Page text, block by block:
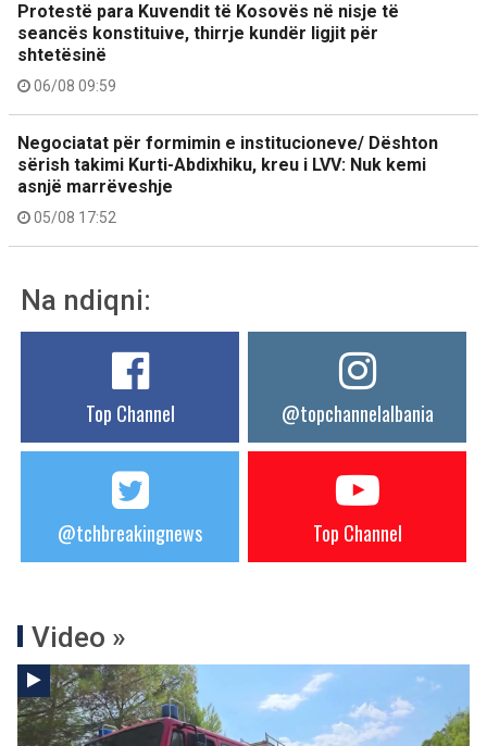
Protestë para Kuvendit të Kosovës në nisje të
seancës konstituive, thirrje kundër ligjit për
shtetësinë
06/08 09:59
Negociatat për formimin e institucioneve/ Dështon
sërish takimi Kurti-Abdixhiku, kreu i LVV: Nuk kemi
asnjë marrëveshje
05/08 17:52
Na ndiqni:
Top Channel @topchannelalbania
@tchbreakingnews Top Channel
Video »